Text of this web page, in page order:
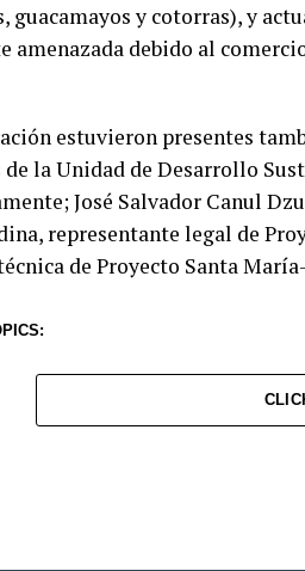
guacamayos y cotorras), y
amenazada debido al
estuvieron presentes
la Unidad de Desarrollo
José Salvador Canul
representante legal de
de Proyecto Santa